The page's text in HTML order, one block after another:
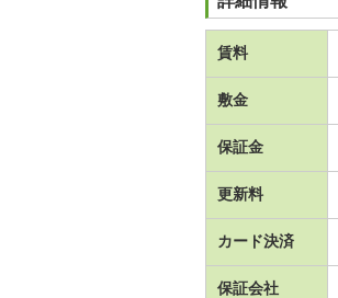
賃料
敷金
保証金
更新料
カード決済
保証会社